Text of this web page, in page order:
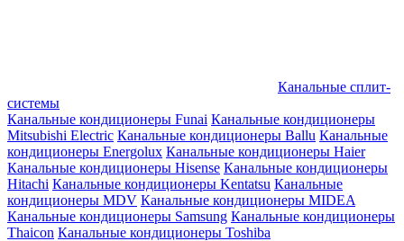
Канальные сплит-
системы
Канальные кондиционеры Funai Канальные кондиционеры
Mitsubishi Electric Канальные кондиционеры Ballu Канальные
кондиционеры Energolux Канальные кондиционеры Haier
Канальные кондиционеры Hisense Канальные кондиционеры
Hitachi Канальные кондиционеры Kentatsu Канальные
кондиционеры MDV Канальные кондиционеры MIDEA
Канальные кондиционеры Samsung Канальные кондиционеры
Thaicon Канальные кондиционеры Toshiba